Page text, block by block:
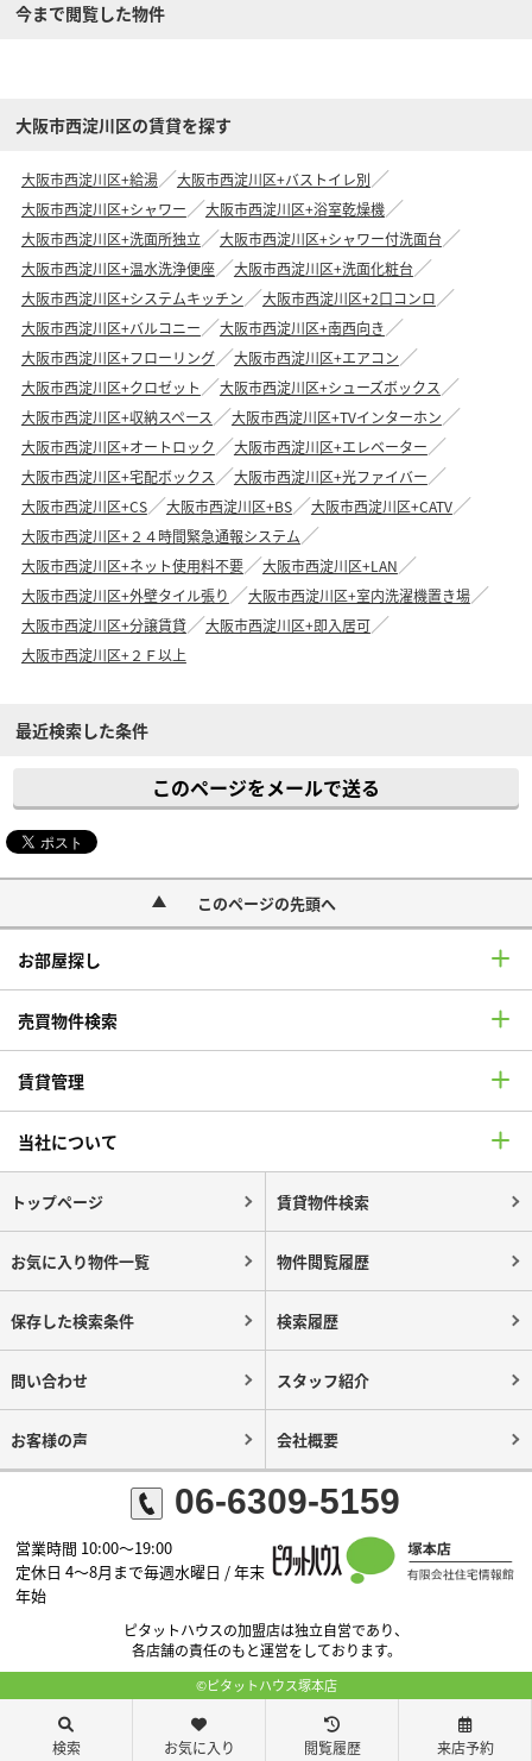
今まで閲覧した物件
大阪市西淀川区の賃貸を探す
大阪市西淀川区+給湯
大阪市西淀川区+バストイレ別
大阪市西淀川区+シャワー
大阪市西淀川区+浴室乾燥機
大阪市西淀川区+洗面所独立
大阪市西淀川区+シャワー付洗面台
大阪市西淀川区+温水洗浄便座
大阪市西淀川区+洗面化粧台
大阪市西淀川区+システムキッチン
大阪市西淀川区+2口コンロ
大阪市西淀川区+バルコニー
大阪市西淀川区+南西向き
大阪市西淀川区+フローリング
大阪市西淀川区+エアコン
大阪市西淀川区+クロゼット
大阪市西淀川区+シューズボックス
大阪市西淀川区+収納スペース
大阪市西淀川区+TVインターホン
大阪市西淀川区+オートロック
大阪市西淀川区+エレベーター
大阪市西淀川区+宅配ボックス
大阪市西淀川区+光ファイバー
大阪市西淀川区+CS
大阪市西淀川区+BS
大阪市西淀川区+CATV
大阪市西淀川区+２４時間緊急通報システム
大阪市西淀川区+ネット使用料不要
大阪市西淀川区+LAN
大阪市西淀川区+外壁タイル張り
大阪市西淀川区+室内洗濯機置き場
大阪市西淀川区+分譲賃貸
大阪市西淀川区+即入居可
大阪市西淀川区+２Ｆ以上
最近検索した条件
このページをメールで送る
このページの先頭へ
お部屋探し
売買物件検索
賃貸管理
当社について
トップページ 賃貸物件検索
お気に入り物件一覧 物件閲覧履歴
保存した検索条件 検索履歴
問い合わせ スタッフ紹介
お客様の声 会社概要
06-6309-5159
営業時間 10:00～19:00
定休日 4～8月まで毎週水曜日 / 年末
年始
ピタットハウスの加盟店は独立自営であり、
各店舗の責任のもと運営をしております。
©ピタットハウス塚本店
検索 お気に入り 閲覧履歴 来店予約